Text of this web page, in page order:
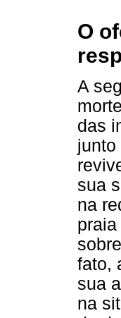
O
A
das
junto
sua
na
fato,
sua
na